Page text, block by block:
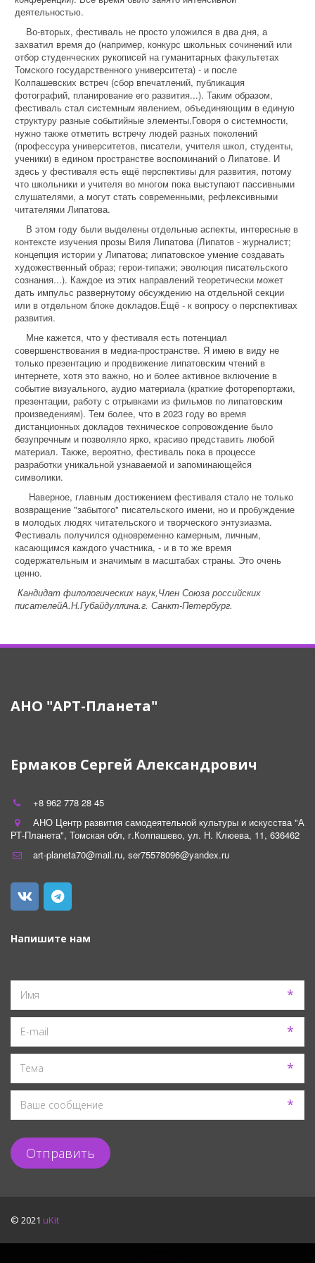
деятельностью.
Во-вторых, фестиваль не просто уложился в два дня, а
захватил время до (например, конкурс школьных сочинений или
отбор студенческих рукописей на гуманитарных факультетах
Томского государственного университета) - и после
Колпашевских встреч (сбор впечатлений, публикация
фотографий, планирование его развития...). Таким образом,
фестиваль стал системным явлением, объединяющим в единую
структуру разные событийные элементы.Говоря о системности,
нужно также отметить встречу людей разных поколений
(профессура университетов, писатели, учителя школ, студенты,
ученики) в едином пространстве воспоминаний о Липатове. И
здесь у фестиваля есть ещё перспективы для развития, потому
что школьники и учителя во многом пока выступают пассивными
слушателями, а могут стать современными, рефлексивными
читателями Липатова.
В этом году были выделены отдельные аспекты, интересные в
контексте изучения прозы Виля Липатова (Липатов - журналист;
концепция истории у Липатова; липатовское умение создавать
художественный образ; герои-типажи; эволюция писательского
сознания...). Каждое из этих направлений теоретически может
дать импульс развернутому обсуждению на отдельной секции
или в отдельном блоке докладов.Ещё - к вопросу о перспективах
развития.
Мне кажется, что у фестиваля есть потенциал
совершенствования в медиа-пространстве. Я имею в виду не
только презентацию и продвижение липатовским чтений в
интернете, хотя это важно, но и более активное включение в
событие визуального, аудио материала (краткие фоторепортажи,
презентации, работу с отрывками из фильмов по липатовским
произведениям). Тем более, что в 2023 году во время
дистанционных докладов техническое сопровождение было
безупречным и позволяло ярко, красиво представить любой
материал. Также, вероятно, фестиваль пока в процессе
разработки уникальной узнаваемой и запоминающейся
символики.
Наверное, главным достижением фестиваля стало не только
возвращение "забытого" писательского имени, но и пробуждение
в молодых людях читательского и творческого энтузиазма.
Фестиваль получился одновременно камерным, личным,
касающимся каждого участника, - и в то же время
содержательным и значимым в масштабах страны. Это очень
ценно.
Кандидат филологических наук,Член Союза российских
писателейА.Н.Губайдуллина.г. Санкт-Петербург.
АНО "АРТ-Планета"
Ермаков Сергей Александрович
+8 962 778 28 45
АНО Центр развития самодеятельной культуры и искусства "А
РТ-Планета", Томская обл, г.Колпашево, ул. Н. Клюева, 11, 636462
art-planeta70@mail.ru, ser75578096@yandex.ru
Напишите нам
*
*
*
*
Отправить
© 2021 uKit